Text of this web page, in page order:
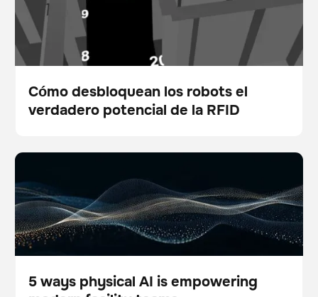
Blog
Cómo desbloquean los robots el
verdadero potencial de la RFID
5 ways physical AI is empowering modern facility
teams
Escáner
Cuidado del suelo
5 ways physical AI is empowering